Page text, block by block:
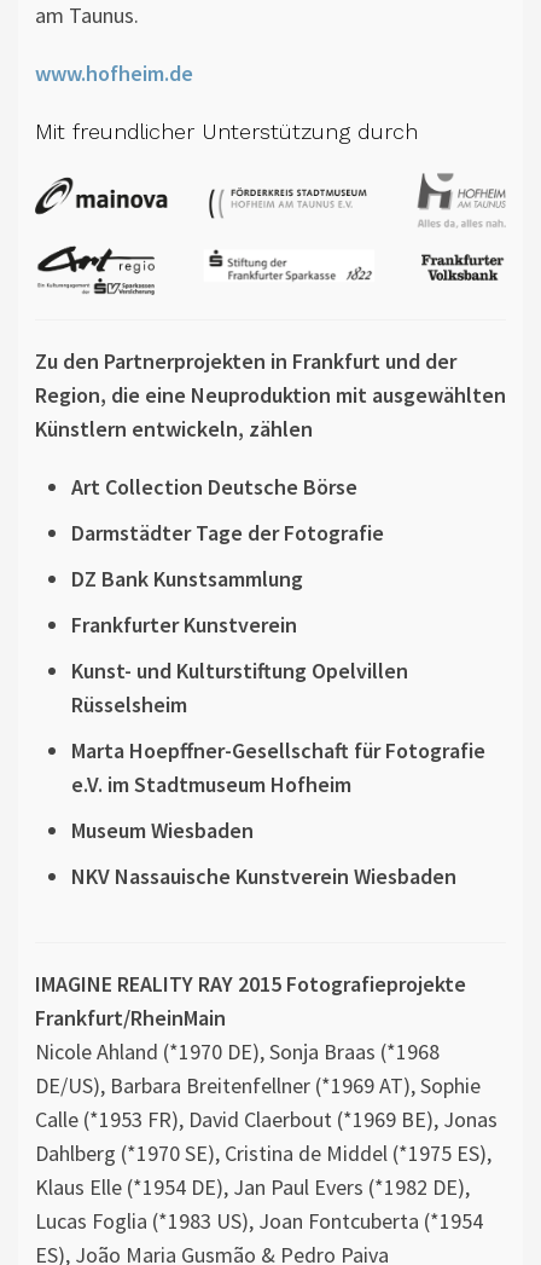
am Taunus.
www.hofheim.de
Mit freundlicher Unterstützung durch
Zu den Partnerprojekten in Frankfurt und der
Region, die eine Neuproduktion mit ausgewählten
Künstlern entwickeln, zählen
Art Collection Deutsche Börse
Darmstädter Tage der Fotografie
DZ Bank Kunstsammlung
Frankfurter Kunstverein
Kunst- und Kulturstiftung Opelvillen
Rüsselsheim
Marta Hoepffner-Gesellschaft für Fotografie
e.V. im Stadtmuseum Hofheim
Museum Wiesbaden
NKV Nassauische Kunstverein Wiesbaden
IMAGINE REALITY RAY 2015 Fotografieprojekte
Frankfurt/RheinMain
Nicole Ahland (*1970 DE), Sonja Braas (*1968
DE/US), Barbara Breitenfellner (*1969 AT), Sophie
Calle (*1953 FR), David Claerbout (*1969 BE), Jonas
Dahlberg (*1970 SE), Cristina de Middel (*1975 ES),
Klaus Elle (*1954 DE), Jan Paul Evers (*1982 DE),
Lucas Foglia (*1983 US), Joan Fontcuberta (*1954
ES), João Maria Gusmão & Pedro Paiva